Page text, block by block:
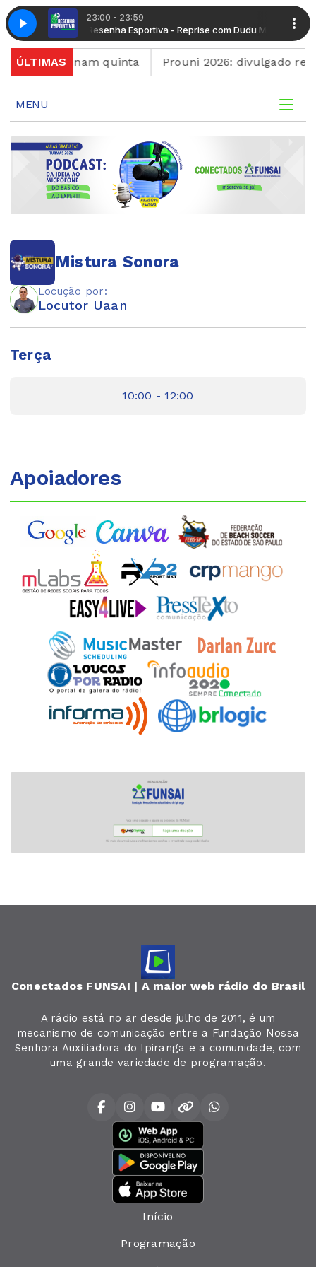
23:00 - 23:59
Dudu Mendonça Resenha Esportiva - Reprise com Dudu Mendonça
ÚLTIMAS
terminam quinta Prouni 2026: divulgado
MENU
Mistura Sonora
Locução por:
Locutor Uaan
Terça
10:00 - 12:00
Apoiadores
Conectados FUNSAI | A maior web rádio do Brasil
A rádio está no ar desde julho de 2011, é um
mecanismo de comunicação entre a Fundação Nossa
Senhora Auxiliadora do Ipiranga e a comunidade, com
uma grande variedade de programação.
Início
Programação